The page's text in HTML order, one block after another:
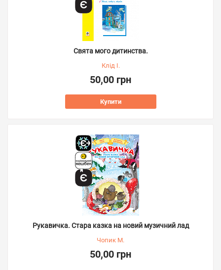
Свята мого дитинства.
Клід І.
50,00 грн
Купити
Рукавичка. Стара казка на новий музичний лад
Чопик М.
50,00 грн